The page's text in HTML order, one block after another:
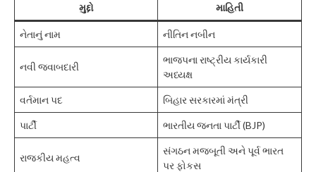
મુદ્દો માહિતી
નેતાનું નામ નીતિન નબીન
નવી જવાબદારી
ભાજપના રાષ્ટ્રીય કાર્યકારી
અધ્યક્ષ
વર્તમાન પદ બિહાર સરકારમાં મંત્રી
પાર્ટી ભારતીય જનતા પાર્ટી (BJP)
રાજકીય મહત્વ
સંગઠન મજબૂતી અને પૂર્વ ભારત
પર ફોકસ